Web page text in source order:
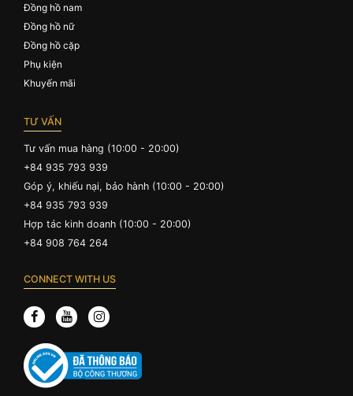
Đồng hồ nam
Đồng hồ nữ
Đồng hồ cặp
Phụ kiện
Khuyến mãi
TƯ VẤN
Tư vấn mua hàng (10:00 - 20:00)
+84 935 793 939
Góp ý, khiếu nại, bảo hành (10:00 - 20:00)
+84 935 793 939
Hợp tác kinh doanh (10:00 - 20:00)
+84 908 764 264
CONNECT WITH US